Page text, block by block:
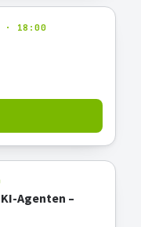
· 18:00
Agenten –